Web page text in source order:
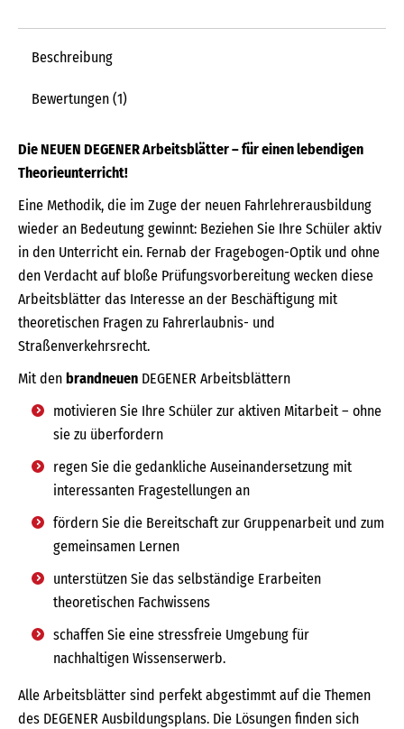
Beschreibung
Bewertungen (1)
Die NEUEN DEGENER Arbeitsblätter – für einen lebendigen
Theorieunterricht!
Eine Methodik, die im Zuge der neuen Fahrlehrerausbildung
wieder an Bedeutung gewinnt: Beziehen Sie Ihre Schüler aktiv
in den Unterricht ein. Fernab der Fragebogen-Optik und ohne
den Verdacht auf bloße Prüfungsvorbereitung wecken diese
Arbeitsblätter das Interesse an der Beschäftigung mit
theoretischen Fragen zu Fahrerlaubnis- und
Straßenverkehrsrecht.
Mit den brandneuen DEGENER Arbeitsblättern
motivieren Sie Ihre Schüler zur aktiven Mitarbeit – ohne
sie zu überfordern
regen Sie die gedankliche Auseinandersetzung mit
interessanten Fragestellungen an
fördern Sie die Bereitschaft zur Gruppenarbeit und zum
gemeinsamen Lernen
unterstützen Sie das selbständige Erarbeiten
theoretischen Fachwissens
schaffen Sie eine stressfreie Umgebung für
nachhaltigen Wissenserwerb.
Alle Arbeitsblätter sind perfekt abgestimmt auf die Themen
des DEGENER Ausbildungsplans. Die Lösungen finden sich